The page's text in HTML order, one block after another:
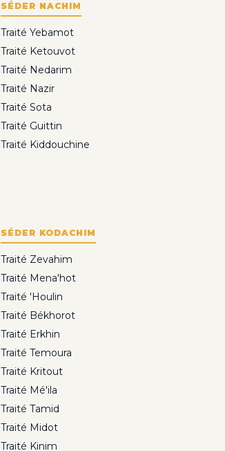
SÉDER NACHIM
Traité Yebamot
Traité Ketouvot
Traité Nedarim
Traité Nazir
Traité Sota
Traité Guittin
Traité Kiddouchine
SÉDER KODACHIM
Traité Zevahim
Traité Mena'hot
Traité 'Houlin
Traité Békhorot
Traité Erkhin
Traité Temoura
Traité Kritout
Traité Mé'ila
Traité Tamid
Traité Midot
Traité Kinim